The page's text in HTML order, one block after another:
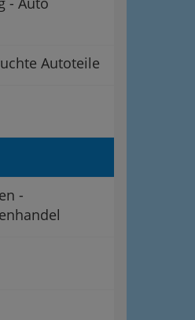
Autoteile
-